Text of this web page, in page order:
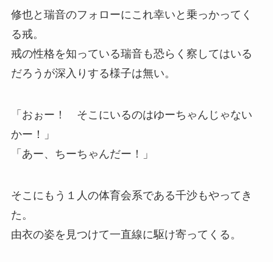
修也と瑞音のフォローにこれ幸いと乗っかってく
る戒。
戒の性格を知っている瑞音も恐らく察してはいる
だろうが深入りする様子は無い。
「おぉー！ そこにいるのはゆーちゃんじゃない
かー！」
「あー、ちーちゃんだー！」
そこにもう１人の体育会系である千沙もやってき
た。
由衣の姿を見つけて一直線に駆け寄ってくる。